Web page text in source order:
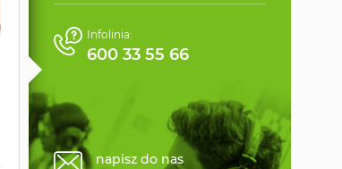
Infolinia:
600 33 55 66
napisz do nas